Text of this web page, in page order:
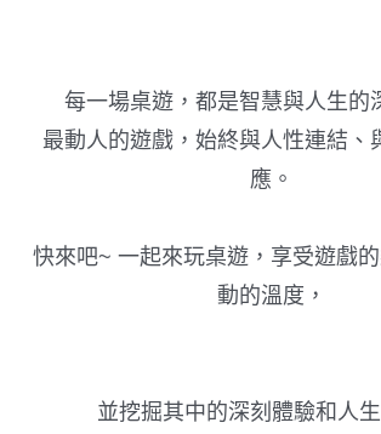
每一場桌遊，都是智慧與人生的
最動人的遊戲，始終與人性連結、
應。
快來吧~ 一起來玩桌遊，享受遊戲
動的溫度，
並挖掘其中的深刻體驗和人生